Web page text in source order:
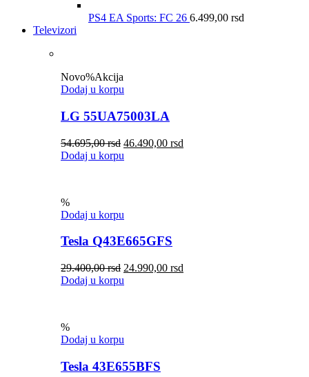
PS4 EA Sports: FC 26 6.499,00 rsd
Televizori
Novo%Akcija
Dodaj u korpu
LG 55UA75003LA
54.695,00rsd 46.490,00 rsd
Dodaj u korpu
%
Dodaj u korpu
Tesla Q43E665GFS
29.400,00rsd 24.990,00 rsd
Dodaj u korpu
%
Dodaj u korpu
Tesla 43E655BFS